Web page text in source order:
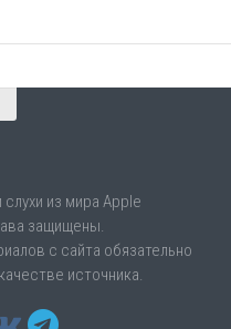
из мира Apple
защищены.
с сайта обязательно
источника.